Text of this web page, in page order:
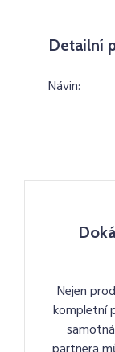
Detailní
Návin:
Nejen
kompletní